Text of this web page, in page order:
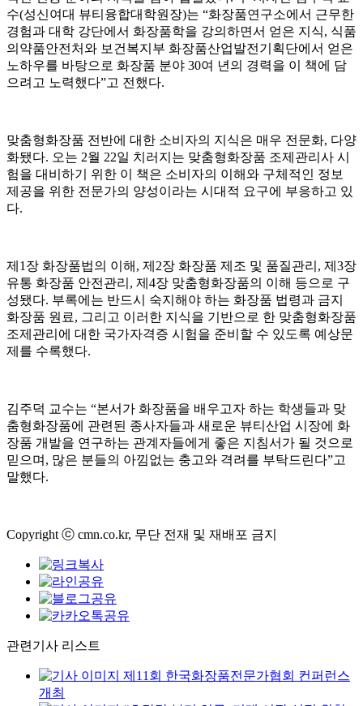
수(성신여대 뷰티융합대학원장)는 “화장품연구소에서 근무한
경험과 대학 강단에서 화장품학을 강의하면서 얻은 지식, 식품
의약품안전처와 보건복지부 화장품산업발전기획단에서 얻은
노하우를 바탕으로 화장품 분야 30여 년의 경력을 이 책에 담
으려고 노력했다”고 전했다.
맞춤형화장품 전반에 대한 소비자의 지식은 매우 전문화, 다양
화됐다. 오는 2월 22일 치러지는 맞춤형화장품 조제관리사 시
험을 대비하기 위한 이 책은 소비자의 이해와 구체적인 정보
제공을 위한 전문가의 양성이라는 시대적 요구에 부응하고 있
다.
제1장 화장품법의 이해, 제2장 화장품 제조 및 품질관리, 제3장
유통 화장품 안전관리, 제4장 맞춤형화장품의 이해 등으로 구
성됐다. 부록에는 반드시 숙지해야 하는 화장품 법령과 금지
화장품 원료, 그리고 이러한 지식을 기반으로 한 맞춤형화장품
조제관리에 대한 국가자격증 시험을 준비할 수 있도록 예상문
제를 수록했다.
김주덕 교수는 “본서가 화장품을 배우고자 하는 학생들과 맞
춤형화장품에 관련된 종사자들과 새로운 뷰티산업 시장에 화
장품 개발을 연구하는 관계자들에게 좋은 지침서가 될 것으로
믿으며, 많은 분들의 아낌없는 충고와 격려를 부탁드린다”고
말했다.
Copyright ⓒ cmn.co.kr, 무단 전재 및 재배포 금지
관련기사 리스트
제11회 한국화장품전문가협회 컨퍼런스
개최